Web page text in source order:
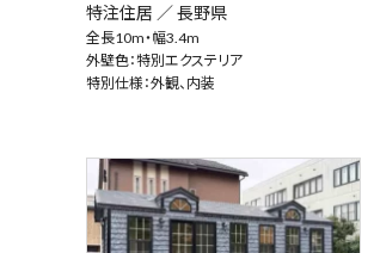
特注住居 ／長野県
全長10m・幅3.4m
外壁色：特別エクステリア
特別仕様：外観、内装